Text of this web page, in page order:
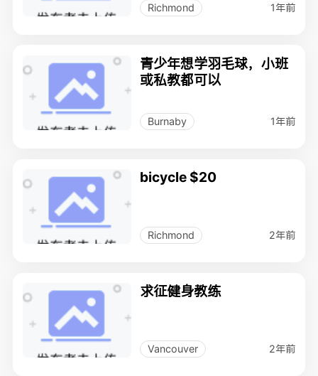
Richmond 1年前
青少年想学羽毛球，小班
或私教都可以
Burnaby 1年前
bicycle $20
Richmond 2年前
求征健身教练
Vancouver 2年前